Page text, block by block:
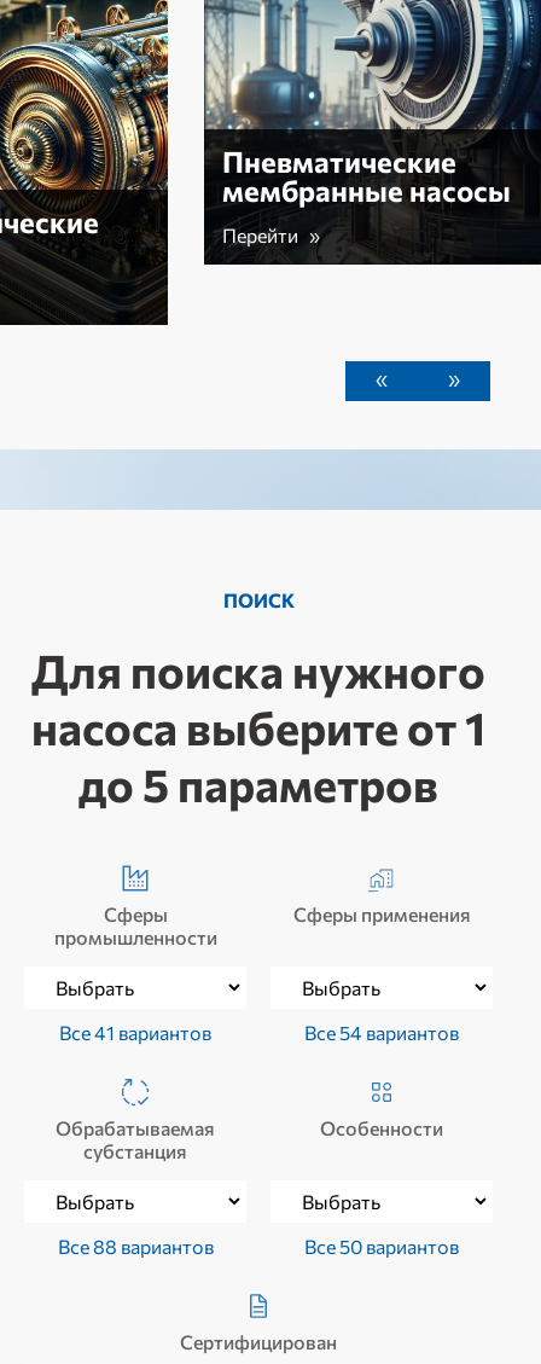
Шестеренчатые
насосы
Перейти »
« »
ПОИСК
Для поиска нужного
насоса выберите от 1
до 5 параметров
Сферы
промышленности
Все 41 вариантов
Сферы применения
Все 54 вариантов
Обрабатываемая
субстанция
Все 88 вариантов
Особенности
Все 50 вариантов
Сертифицирован